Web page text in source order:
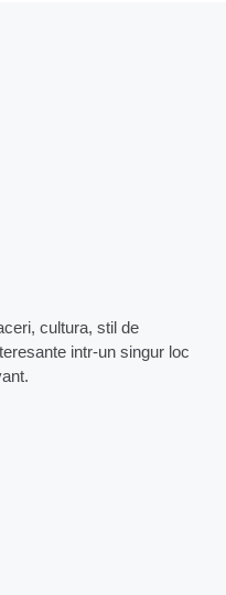
cultura, stil de
intr-un singur loc